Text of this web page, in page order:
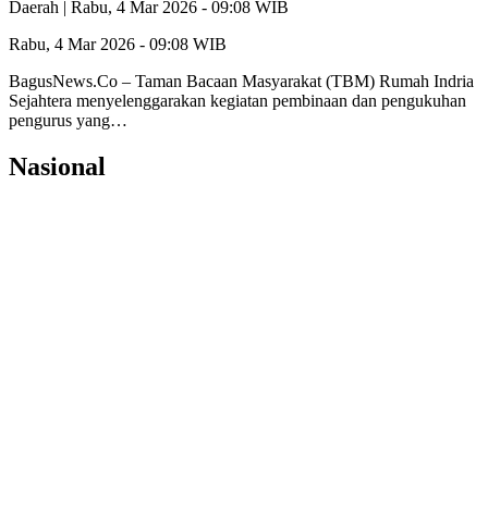
Daerah | Rabu, 4 Mar 2026 - 09:08 WIB
Rabu, 4 Mar 2026 - 09:08 WIB
BagusNews.Co – Taman Bacaan Masyarakat (TBM) Rumah Indria
Sejahtera menyelenggarakan kegiatan pembinaan dan pengukuhan
pengurus yang…
Nasional